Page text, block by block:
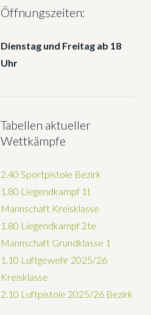
Öffnungszeiten:
Dienstag und Freitag ab 18
Uhr
Tabellen aktueller
Wettkämpfe
2.40 Sportpistole Bezirk
1.80 Liegendkampf 1t
Mannschaft Kreisklasse
1.80 Liegendkampf 2te
Mannschaft Grundklasse 1
1.10 Luftgewehr 2025/26
Kreisklasse
2.10 Luftpistole 2025/26 Bezirk